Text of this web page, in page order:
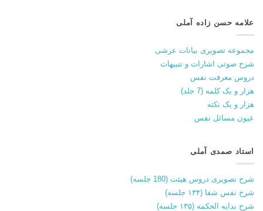
علامه حسن زاده آملی
مجموعه تصویری بیانات عرشی
شرح صوتی اشارات و تنبیهات
دروس معرفت نفس
هزار و یک کلمه (7 جلد)
هزار و یک نکته
عیون مسائل نفس
استاد صمدی آملی
شرح تصویری دروس هیئت (180 جلسه)
شرح نفس شفا (۱۳۴ جلسه)
شرح بدایه الحکمه (۱۳۵ جلسه)